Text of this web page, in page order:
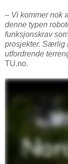
– Vi kommer nok
denne typen
funksjonskrav
prosjekter. Særlig
utfordrende
TU.no.